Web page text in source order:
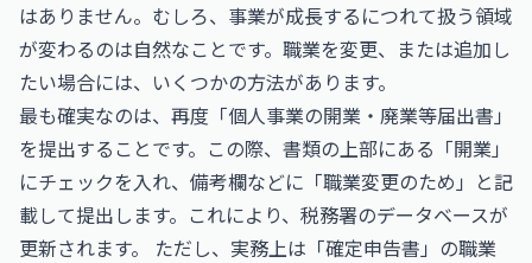
はありません。むしろ、事業が成長するにつれて扱う領域
が変わるのは自然なことです。職業を変更、または追加し
たい場合には、いくつかの方法があります。
最も確実なのは、再度「個人事業の開業・廃業等届出書」
を提出することです。この際、書類の上部にある「開業」
にチェックを入れ、備考欄などに「職業変更のため」と記
載して提出します。これにより、税務署のデータベースが
更新されます。 ただし、実務上は「確定申告書」の職業